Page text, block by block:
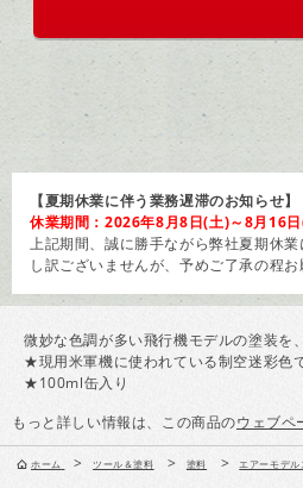
【夏期休業に伴う業務遅滞のお知らせ】
休業期間：2026年8月8日(土)～8月16
上記期間、誠に勝手ながら弊社夏期休
し訳ございませんが、予めご了承の程お
微妙な色調が多い飛行機モデルの塗装を
★現用米軍機に使われている制空迷彩色
★100ml缶入り
もっと詳しい情報は、この商品のウェブペ
ホーム > ツール＆塗料 > 塗料 > エアーモデル